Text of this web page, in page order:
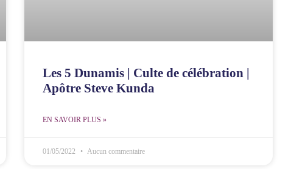
Les 5 Dunamis | Culte de célébration |
Apôtre Steve Kunda
EN SAVOIR PLUS »
01/05/2022 Aucun commentaire